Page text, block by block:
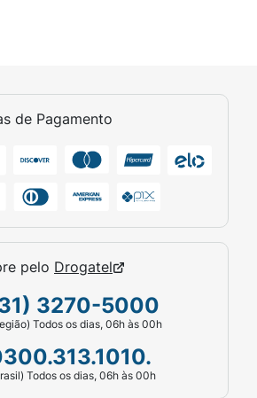
de Pagamento
pelo Drogatel
3270-5000
Todos os dias, 06h às 00h
Todos os dias, 06h às 00h